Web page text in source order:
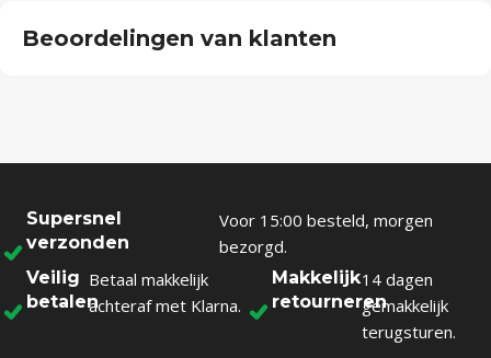
Beoordelingen van klanten
Supersnel
verzonden
Voor 15:00 besteld, morgen
bezorgd.
Veilig
betalen
Betaal makkelijk
achteraf met Klarna.
Makkelijk
retourneren
14 dagen
gemakkelijk
terugsturen.